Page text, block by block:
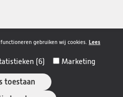
gebruiken wij cookies. Lees
(6)
Marketing
toestaan